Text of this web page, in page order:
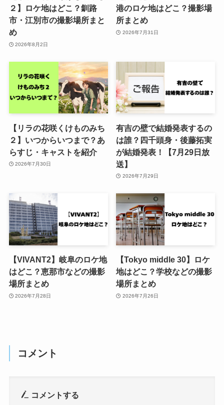
２】ロケ地はどこ？釧路
市・江別市の撮影場所まと
め
2026年8月2日
港のロケ地はどこ？撮影場
所まとめ
2026年7月31日
【リラの花咲くけものみち
２】いつからいつまで？あ
らすじ・キャストを紹介
2026年7月30日
有吉の壁で結婚発表するの
は誰？四千頭身・後藤拓実
が結婚発表！【7月29日放
送】
2026年7月29日
【VIVANT2】岐阜のロケ地
はどこ？恵那市などの撮影
場所まとめ
2026年7月28日
【Tokyo middle 30】ロケ
地はどこ？学校などの撮影
場所まとめ
2026年7月26日
コメント
コメントする